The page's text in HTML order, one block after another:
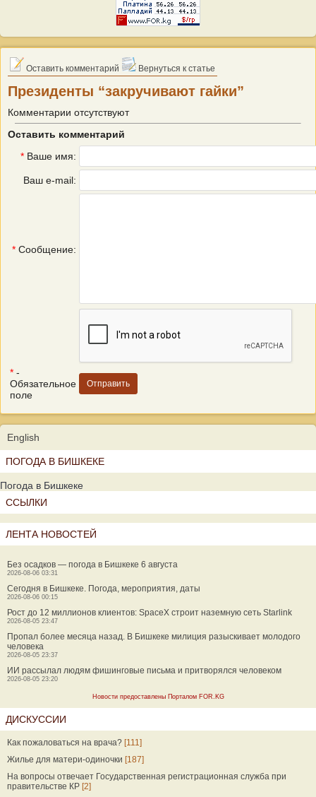
Оставить комментарий Вернуться к статье
Президенты “закручивают гайки”
Комментарии отсутствуют
Оставить комментарий
* Ваше имя:
Ваш e-mail:
* Сообщение:
* -
Обязательное
поле
English
ПОГОДА В БИШКЕКЕ
Погода в Бишкеке
ССЫЛКИ
ЛЕНТА НОВОСТЕЙ
Без осадков — погода в Бишкеке 6 августа
2026-08-06 03:31
Сегодня в Бишкеке. Погода, мероприятия, даты
2026-08-06 00:15
Рост до 12 миллионов клиентов: SpaceX строит наземную сеть Starlink
2026-08-05 23:47
Пропал более месяца назад. В Бишкеке милиция разыскивает молодого
человека
2026-08-05 23:37
ИИ рассылал людям фишинговые письма и притворялся человеком
2026-08-05 23:20
Новости предоставлены Порталом FOR.KG
ДИСКУССИИ
Как пожаловаться на врача? [111]
Жилье для матери-одиночки [187]
На вопросы отвечает Государственная регистрационная служба при
правительстве КР [2]